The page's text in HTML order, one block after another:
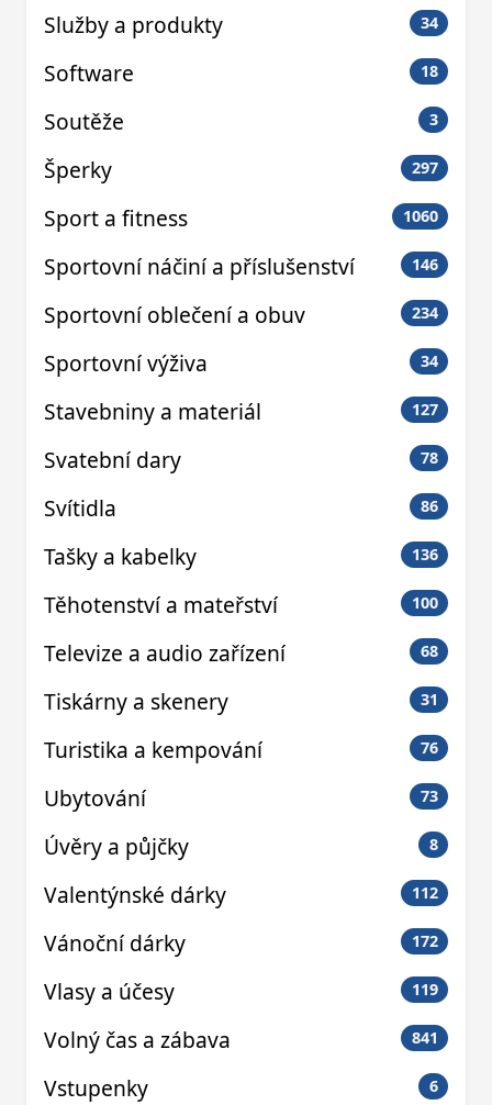
Služby a produkty 34
Software 18
Soutěže 3
Šperky 297
Sport a fitness 1060
Sportovní náčiní a příslušenství 146
Sportovní oblečení a obuv 234
Sportovní výživa 34
Stavebniny a materiál 127
Svatební dary 78
Svítidla 86
Tašky a kabelky 136
Těhotenství a mateřství 100
Televize a audio zařízení 68
Tiskárny a skenery 31
Turistika a kempování 76
Ubytování 73
Úvěry a půjčky 8
Valentýnské dárky 112
Vánoční dárky 172
Vlasy a účesy 119
Volný čas a zábava 841
Vstupenky 6